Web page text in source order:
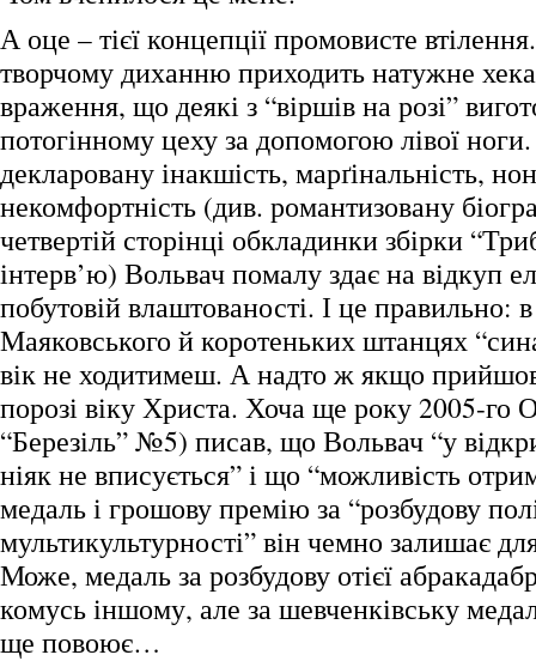
А оце – тієї концепції промовисте
творчому диханню приходить натужне
враження, що деякі з “віршів на розі”
потогінному цеху за допомогою лівої
декларовану інакшість, марґінальність,
некомфортність (див. романтизовану
четвертій сторінці обкладинки збірки
інтерв’ю) Вольвач помалу здає на відкуп
побутовій влаштованості. І це правильно:
Маяковського й коротеньких штанцях
вік не ходитимеш. А надто ж якщо
порозі віку Христа. Хоча ще року 2005-
“Березіль” №5) писав, що Вольвач “у
ніяк не вписується” і що “можливість
медаль і грошову премію за “розбудову
мультикультурності” він чемно залишає
Може, медаль за розбудову отієї
комусь іншому, але за шевченківську
ще повоює…